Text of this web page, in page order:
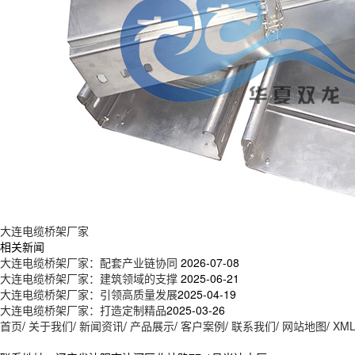
大连电缆桥架厂家
相关新闻
大连电缆桥架厂家：配套产业链协同 2026-07-08
大连电缆桥架厂家：建筑领域的支撑 2025-06-21
大连电缆桥架厂家：引领高质量发展​2025-04-19
大连电缆桥架厂家：打造定制精品​2025-03-26
首页/ 关于我们/ 新闻资讯/ 产品展示/ 客户案例/ 联系我们/ 网站地图/ XML